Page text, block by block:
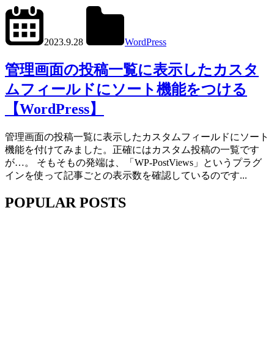
2023.9.28
WordPress
理
画
面
管理画面の投稿一覧に表示したカスタ
ムフィールドにソート機能をつける
【WordPress】
管理画面の投稿一覧に表示したカスタムフィールドにソート
機能を付けてみました。正確にはカスタム投稿の一覧です
が…。 そもそもの発端は、「WP-PostViews」というプラグ
インを使って記事ごとの表示数を確認しているのです...
POPULAR POSTS